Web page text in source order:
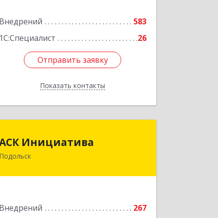
Внедрений
583
1С:Специалист
26
Отправить заявку
Показать контакты
Отправить заявку
Назад
Инициатива
Подольск
Внедрений
267
142100, Московская обл, Подольск г,